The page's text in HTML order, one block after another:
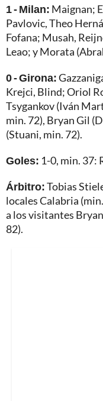
1 - Milan: Maignan;
Pavlovic, Theo
Fofana; Musah,
Leao; y Morata
0 - Girona:
Krejci, Blind; Oriol
Tsygankov (Iván
min. 72), Bryan Gil
(Stuani, min. 72).
Goles: 1-0, min. 37:
Árbitro:Tobias
locales Calabria
a los visitantes
82).